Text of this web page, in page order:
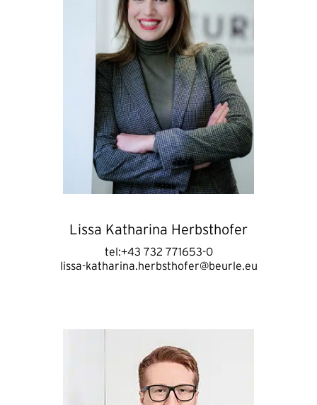
Lissa Katharina Herbsthofer
tel:+43 732 771653-0
lissa-katharina.herbsthofer@beurle.eu